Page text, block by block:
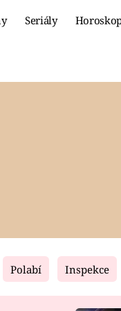
Seriály
Polabí Inspekce